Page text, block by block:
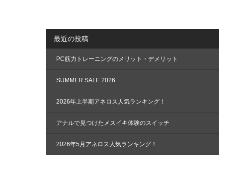
ゲ
ー
ョ
最近の投稿
PC筋力トレーニングのメリット・デメリット
SUMMER SALE 2026
2026年上半期アネロス人気ランキング！
アナルで見つけたメスイキ体験のスイッチ
2026年5月アネロス人気ランキング！